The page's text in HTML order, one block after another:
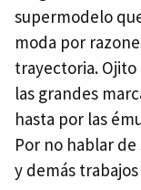
supermodelo
moda por
trayectoria.
las grandes
hasta por las
Por no hablar
y demás